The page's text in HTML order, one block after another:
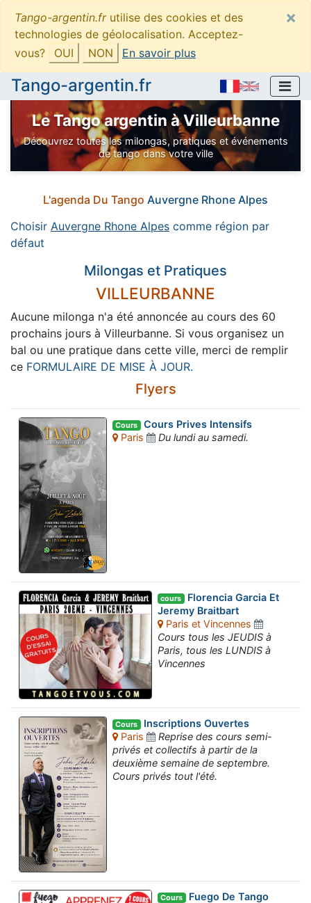
Tango-argentin.frutilise des cookies et des
technologies de géolocalisation. Acceptez-
vous?
OUI NON En savoir plus
×
Tango-argentin.fr
Le Tango argentin à Villeurbanne
Découvrez toutes les milongas, pratiques et événements
de tango dans votre ville
L'agenda Du Tango Auvergne Rhone Alpes
Choisir Auvergne Rhone Alpes comme région par
défaut
Milongas et Pratiques
VILLEURBANNE
Aucune milonga n'a été annoncée au cours des 60
prochains jours à Villeurbanne. Si vous organisez un
bal ou une pratique dans cette ville, merci de remplir
ce FORMULAIRE DE MISE À JOUR.
Flyers
Cours Cours Prives Intensifs
Paris
Du lundi au samedi.
cours Florencia Garcia Et
Jeremy Braitbart
Paris et Vincennes
Cours tous les JEUDIS à
Paris, tous les LUNDIS à
Vincennes
Cours Inscriptions Ouvertes
Paris
Reprise des cours semi-
privés et collectifs à partir de la
deuxième semaine de septembre.
Cours privés tout l'été.
Cours Fuego De Tango